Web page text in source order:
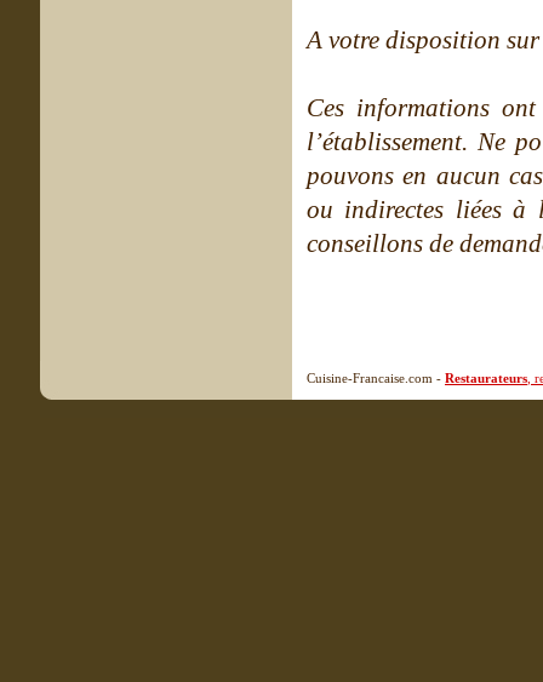
A votre disposition
Ces informations
l’établissement. Ne
pouvons en aucun
ou indirectes liées à
conseillons de
Cuisine-Francaise.com - Restaurateurs ,